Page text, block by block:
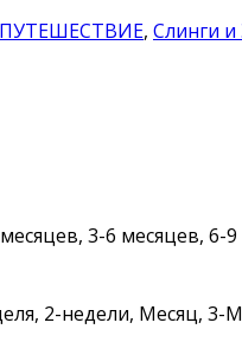
, Слинги
3-6 месяцев, 6-
2-недели, Месяц, 3-